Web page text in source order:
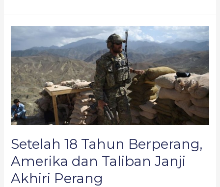
Setelah 18 Tahun Berperang,
Amerika dan Taliban Janji
Akhiri Perang
Tahun
Berperang,
Amerika
dan
Taliban
Janji
Akhiri